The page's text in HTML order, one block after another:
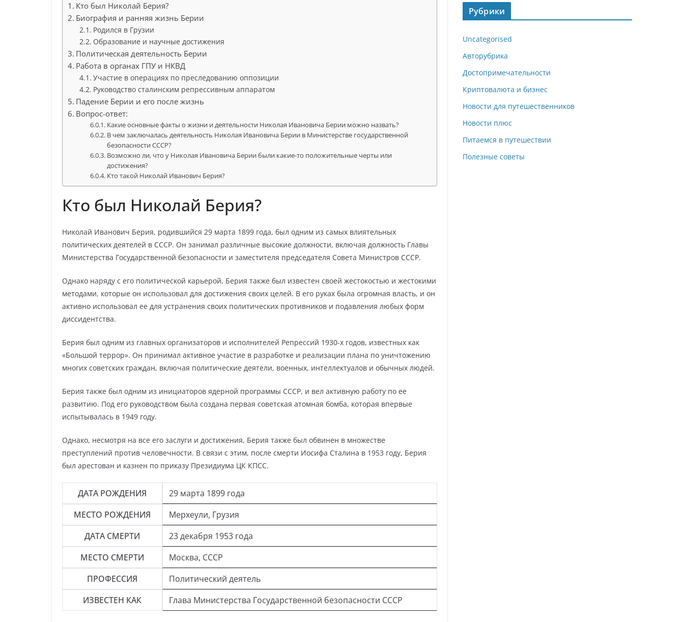
Кто был Николай Берия?
Биография и ранняя жизнь Берии
Родился в Грузии
Образование и научные достижения
Политическая деятельность Берии
Работа в органах ГПУ и НКВД
Участие в операциях по преследованию оппозиции
Руководство сталинским репрессивным аппаратом
Падение Берии и его после жизнь
Вопрос-ответ:
Какие основные факты о жизни и деятельности Николая Ивановича Берии можно назвать?
В чем заключалась деятельность Николая Ивановича Берии в Министерстве государственной
безопасности СССР?
Возможно ли, что у Николая Ивановича Берии были какие-то положительные черты или
достижения?
Кто такой Николай Иванович Берия?
Кто был Николай Берия?
Николай Иванович Берия, родившийся 29 марта 1899 года, был одним из самых влиятельных
политических деятелей в СССР. Он занимал различные высокие должности, включая должность Главы
Министерства Государственной безопасности и заместителя председателя Совета Министров СССР.
Однако наряду с его политической карьерой, Берия также был известен своей жестокостью и жестокими
методами, которые он использовал для достижения своих целей. В его руках была огромная власть, и он
активно использовал ее для устранения своих политических противников и подавления любых форм
диссидентства.
Берия был одним из главных организаторов и исполнителей Репрессий 1930-х годов, известных как
«Большой террор». Он принимал активное участие в разработке и реализации плана по уничтожению
многих советских граждан, включая политические деятели, военных, интеллектуалов и обычных людей.
Берия также был одним из инициаторов ядерной программы СССР, и вел активную работу по ее
развитию. Под его руководством была создана первая советская атомная бомба, которая впервые
испытывалась в 1949 году.
Однако, несмотря на все его заслуги и достижения, Берия также был обвинен в множестве
преступлений против человечности. В связи с этим, после смерти Иосифа Сталина в 1953 году, Берия
был арестован и казнен по приказу Президиума ЦК КПСС.
ДАТА РОЖДЕНИЯ
29 марта 1899 года
МЕСТО РОЖДЕНИЯ
Мерхеули, Грузия
ДАТА СМЕРТИ
23 декабря 1953 года
МЕСТО СМЕРТИ
Москва, СССР
ПРОФЕССИЯ
Политический деятель
ИЗВЕСТЕН КАК
Глава Министерства Государственной безопасности СССР
Рубрики
Uncategorised
Авторубрика
Достопримечательности
Криптовалюта и бизнес
Новости для путешественников
Новости плюс
Питаемся в путешествии
Полезные советы